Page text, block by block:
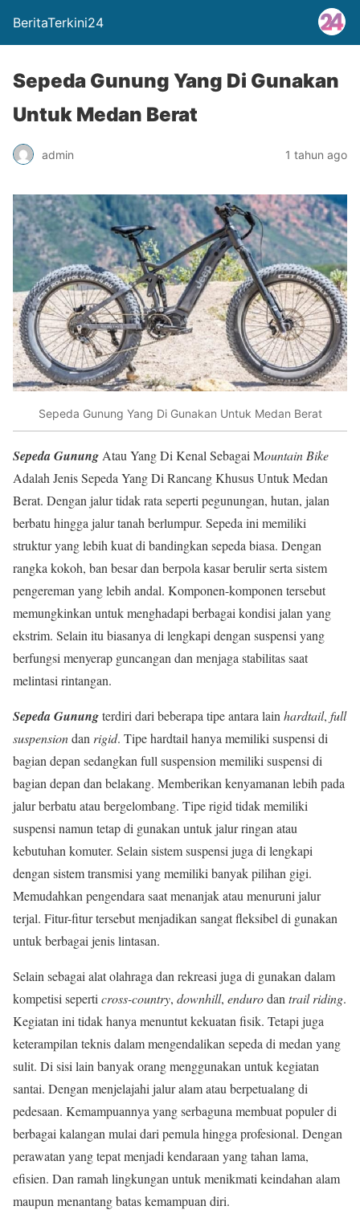
BeritaTerkini24
Sepeda Gunung Yang Di Gunakan
Untuk Medan Berat
admin 1 tahun ago
Sepeda Gunung Yang Di Gunakan Untuk Medan Berat
Sepeda Gunung Atau Yang Di Kenal Sebagai Mountain Bike
Adalah Jenis Sepeda Yang Di Rancang Khusus Untuk Medan
Berat. Dengan jalur tidak rata seperti pegunungan, hutan, jalan
berbatu hingga jalur tanah berlumpur. Sepeda ini memiliki
struktur yang lebih kuat di bandingkan sepeda biasa. Dengan
rangka kokoh, ban besar dan berpola kasar berulir serta sistem
pengereman yang lebih andal. Komponen-komponen tersebut
memungkinkan untuk menghadapi berbagai kondisi jalan yang
ekstrim. Selain itu biasanya di lengkapi dengan suspensi yang
berfungsi menyerap guncangan dan menjaga stabilitas saat
melintasi rintangan.
Sepeda Gunungterdiri dari beberapa tipe antara lain hardtail, full
suspensiondan rigid. Tipe hardtail hanya memiliki suspensi di
bagian depan sedangkan full suspension memiliki suspensi di
bagian depan dan belakang. Memberikan kenyamanan lebih pada
jalur berbatu atau bergelombang. Tipe rigid tidak memiliki
suspensi namun tetap di gunakan untuk jalur ringan atau
kebutuhan komuter. Selain sistem suspensi juga di lengkapi
dengan sistem transmisi yang memiliki banyak pilihan gigi.
Memudahkan pengendara saat menanjak atau menuruni jalur
terjal. Fitur-fitur tersebut menjadikan sangat fleksibel di gunakan
untuk berbagai jenis lintasan.
Selain sebagai alat olahraga dan rekreasi juga di gunakan dalam
kompetisi seperti cross-country, downhill, endurodan trail riding.
Kegiatan ini tidak hanya menuntut kekuatan fisik. Tetapi juga
keterampilan teknis dalam mengendalikan sepeda di medan yang
sulit. Di sisi lain banyak orang menggunakan untuk kegiatan
santai. Dengan menjelajahi jalur alam atau berpetualang di
pedesaan. Kemampuannya yang serbaguna membuat populer di
berbagai kalangan mulai dari pemula hingga profesional. Dengan
perawatan yang tepat menjadi kendaraan yang tahan lama,
efisien. Dan ramah lingkungan untuk menikmati keindahan alam
maupun menantang batas kemampuan diri.